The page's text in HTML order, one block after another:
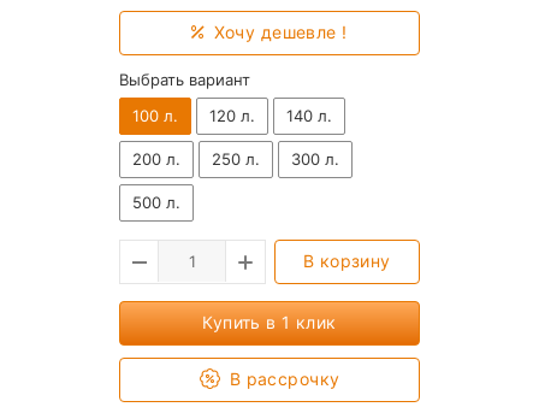
Хочу дешевле !
Выбрать вариант
100 л.
120 л. 140 л.
200 л. 250 л. 300 л.
500 л.
В корзину
Купить в 1 клик
В рассрочку